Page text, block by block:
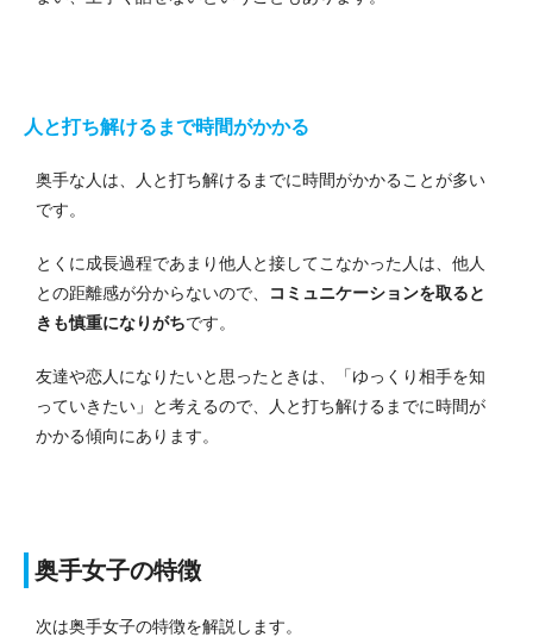
人と打ち解けるまで時間がかかる
奥手な人は、人と打ち解けるまでに時間がかかることが多い
です。
とくに成長過程であまり他人と接してこなかった人は、他人
との距離感が分からないので、
コミュニケーションを取ると
きも慎重になりがちです。
友達や恋人になりたいと思ったときは、「ゆっくり相手を知
っていきたい」と考えるので、人と打ち解けるまでに時間が
かかる傾向にあります。
奥手女子の特徴
次は奥手女子の特徴を解説します。